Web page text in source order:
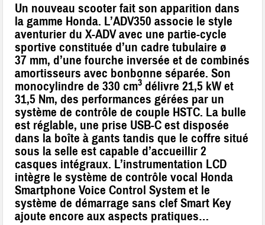
Un nouveau scooter fait son apparition dans
la gamme Honda. L’ADV350 associe le style
aventurier du X-ADV avec une partie-cycle
sportive constituée d’un cadre tubulaire ø
37 mm, d’une fourche inversée et de combinés
amortisseurs avec bonbonne séparée. Son
monocylindre de 330 cm3 délivre 21,5 kW et
31,5 Nm, des performances gérées par un
système de contrôle de couple HSTC. La bulle
est réglable, une prise USB-C est disposée
dans la boîte à gants tandis que le coffre situé
sous la selle est capable d’accueillir 2
casques intégraux. L’instrumentation LCD
intègre le système de contrôle vocal Honda
Smartphone Voice Control System et le
système de démarrage sans clef Smart Key
ajoute encore aux aspects pratiques…